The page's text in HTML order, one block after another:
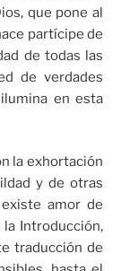
que pone al
partícipe de
de todas las
de verdades
en esta
la exhortación
y de otras
amor de
la Introducción,
traducción de